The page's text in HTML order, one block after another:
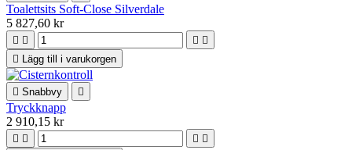
Toalettsits Soft-Close Silverdale
5 827,60 kr
   

Lägg till i varukorgen
 Snabbvy 
Tryckknapp
2 910,15 kr
   